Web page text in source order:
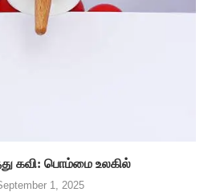
கவி: பொம்மை உலகில்
1, 2025